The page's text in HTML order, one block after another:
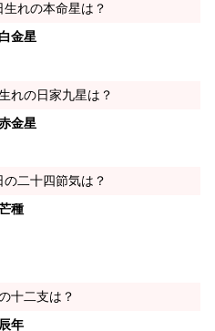
れの本命星は？
金星
れの日家九星は？
金星
二十四節気は？
種
十二支は？
辰年